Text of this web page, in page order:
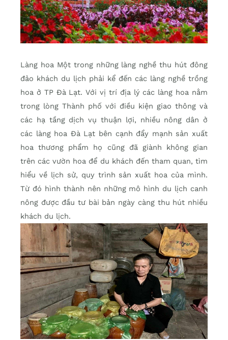
Làng hoa Một trong những làng nghề thu hút đông
đảo khách du lịch phải kể đến các làng nghề trồng
hoa ở TP Đà Lạt. Với vị trí địa lý các làng hoa nằm
trong lòng Thành phố với điều kiện giao thông và
các hạ tầng dịch vụ thuận lợi, nhiều nông dân ở
các làng hoa Đà Lạt bên cạnh đẩy mạnh sản xuất
hoa thương phẩm họ cũng đã giành không gian
trên các vườn hoa để du khách đến tham quan, tìm
hiểu về lịch sử, quy trình sản xuất hoa của mình.
Từ đó hình thành nên những mô hình du lịch canh
nông được đầu tư bài bản ngày càng thu hút nhiều
khách du lịch.